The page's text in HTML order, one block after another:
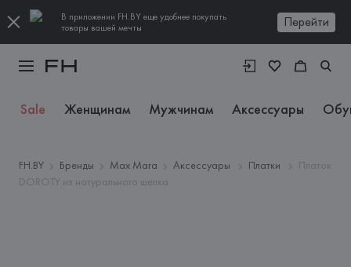
В приложении FH.BY еще удобнее покупать
товары вашей мечты
Перейти
Sale Женщинам Мужчинам Аксессуары
FH.BY Бренды Max Mara Аксессуары Платки
Платок
DOROTY из натурального шелка